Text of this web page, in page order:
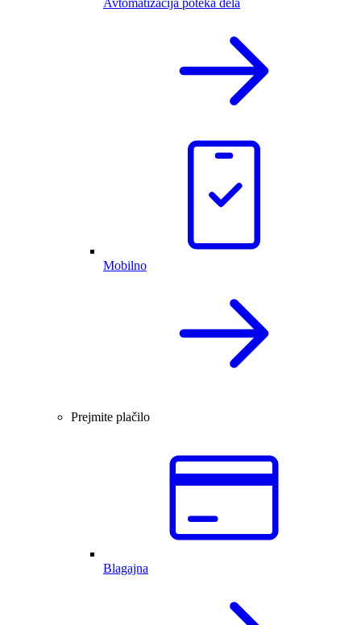
Avtomatizacija poteka dela
Mobilno
Prejmite plačilo
Blagajna